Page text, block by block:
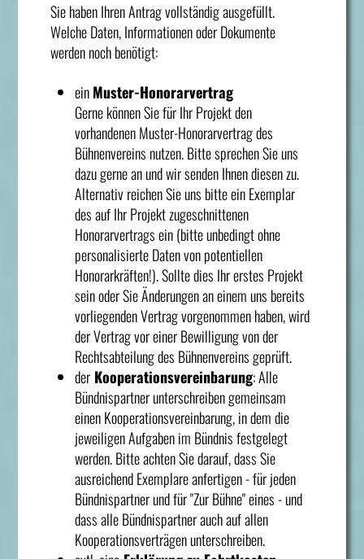
Sie haben Ihren Antrag vollständig ausgefüllt.
Welche Daten, Informationen oder Dokumente
werden noch benötigt:
einMuster-Honorarvertrag
Gerne können Sie für Ihr Projekt den
vorhandenen Muster-Honorarvertrag des
Bühnenvereins nutzen. Bitte sprechen Sie uns
dazu gerne an und wir senden Ihnen diesen zu.
Alternativ reichen Sie uns bitte ein Exemplar
des auf Ihr Projekt zugeschnittenen
Honorarvertrags ein (bitte unbedingt ohne
personalisierte Daten von potentiellen
Honorarkräften!). Sollte dies Ihr erstes Projekt
sein oder Sie Änderungen an einem uns bereits
vorliegenden Vertrag vorgenommen haben, wird
der Vertrag vor einer Bewilligung von der
Rechtsabteilung des Bühnenvereins geprüft.
der Kooperationsvereinbarung: Alle
Bündnispartner unterschreiben gemeinsam
einen Kooperationsvereinbarung, in dem die
jeweiligen Aufgaben im Bündnis festgelegt
werden. Bitte achten Sie darauf, dass Sie
ausreichend Exemplare anfertigen - für jeden
Bündnispartner und für "Zur Bühne" eines - und
dass alle Bündnispartner auch auf allen
Kooperationsverträgen unterschreiben.